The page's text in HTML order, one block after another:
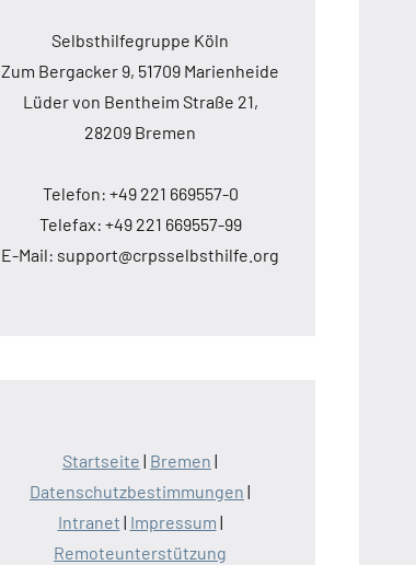
Selbsthilfegruppe Köln
Zum Bergacker 9, 51709 Marienheide
Lüder von Bentheim Straße 21,
28209 Bremen
Telefon: +49 221 669557-0
Telefax: +49 221 669557-99
E-Mail: support@crpsselbsthilfe.org
Startseite | Bremen |
Datenschutzbestimmungen |
Intranet | Impressum |
Remoteunterstützung